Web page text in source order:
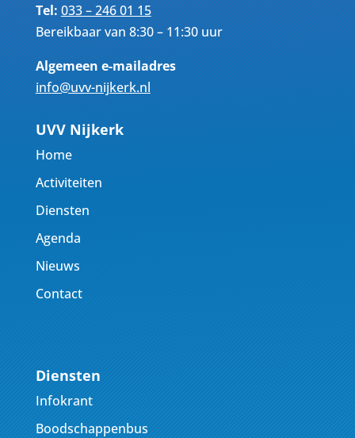
Tel:033 – 246 01 15
Bereikbaar van 8:30 – 11:30 uur
Algemeen e-mailadres
info@uvv-nijkerk.nl
UVV Nijkerk
Home
Activiteiten
Diensten
Agenda
Nieuws
Contact
Diensten
Infokrant
Boodschappenbus